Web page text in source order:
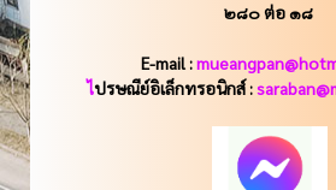
๒๘๐ ต่อ ๑๘
E-mail :
ไปรษณีย์อิเล็กทรอนิกส์ :